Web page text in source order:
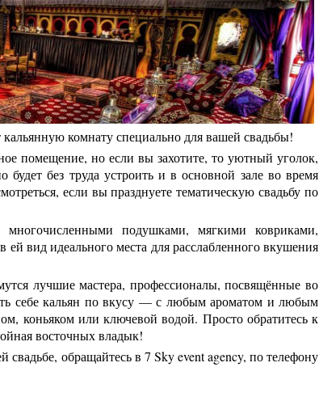
комнату специально для вашей свадьбы!
помещение, но если вы захотите, то уютный уголок,
без труда устроить и в основной зале во время
если вы празднуете тематическую свадьбу по
подушками, мягкими ковриками,
вид идеального места для расслабленного вкушения
лучшие мастера, профессионалы, посвящённые во
себе кальян по вкусу — с любым ароматом и любым
коньяком или ключевой водой. Просто обратитесь к
восточных владык!
обращайтесь в 7 Sky event agency, по телефону